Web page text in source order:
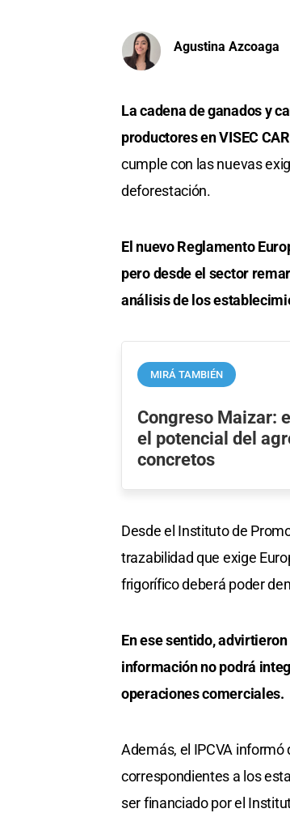
Agustina Azcoaga
La cadena de ganados y
productores en VISEC
cumple con las nuevas
deforestación.
El nuevo Reglamento
pero desde el sector
análisis de los
MIRÁ TAMBIÉN
Congreso Maizar:
el potencial del
concretos
Desde el Instituto de
trazabilidad que exige
frigorífico deberá poder
En ese sentido,
información no podrá
operaciones comerciales.
Además, el IPCVA
correspondientes a los
ser financiado por el